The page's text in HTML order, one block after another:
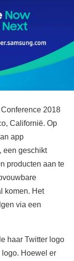
2018
Californië. Op
app
een geschikt
producten aan te
komen. Het
via een
haar Twitter logo
Hoewel er